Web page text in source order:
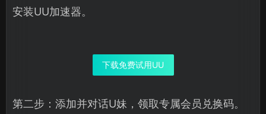
安装UU加速器。
下载免费试用UU
第二步：添加并对话U妹，领取专属会员兑换码。